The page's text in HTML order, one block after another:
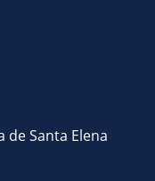
de Santa Elena